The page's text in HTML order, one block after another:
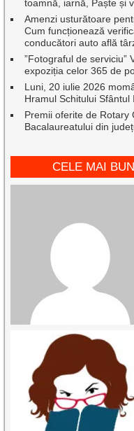
toamnă, iarnă, Paște și
Amenzi usturătoare
Cum funcționează
conducători auto află
”Fotograful de serviciu”
expoziția celor 365 de
Luni, 20 iulie 2026
Hramul Schitului
Premii oferite de Rotary
Bacalaureatului din
CELE MAI